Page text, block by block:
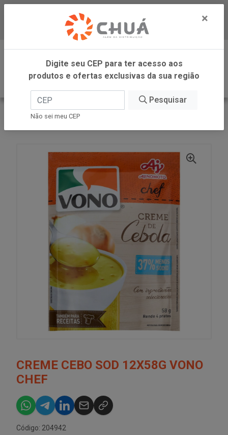
Baixe já nosso APP
0
INÍCIO
AJINOMOTO
CREME CEBO SOD 12X58G VONO
CHEF
Código: 204942
×
Digite seu CEP para ter acesso aos
produtos e ofertas exclusivas da sua região
Pesquisar
Não sei meu CEP